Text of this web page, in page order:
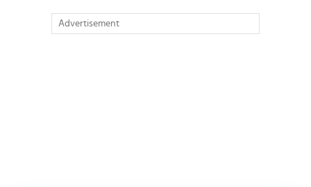
Advertisement